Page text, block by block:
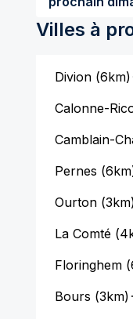
Villes à
Divion(6km)
Calonne-
Camblain-
Pernes (6km
Ourton(3km
La Comté(
Floringhem(
Bours (3km)